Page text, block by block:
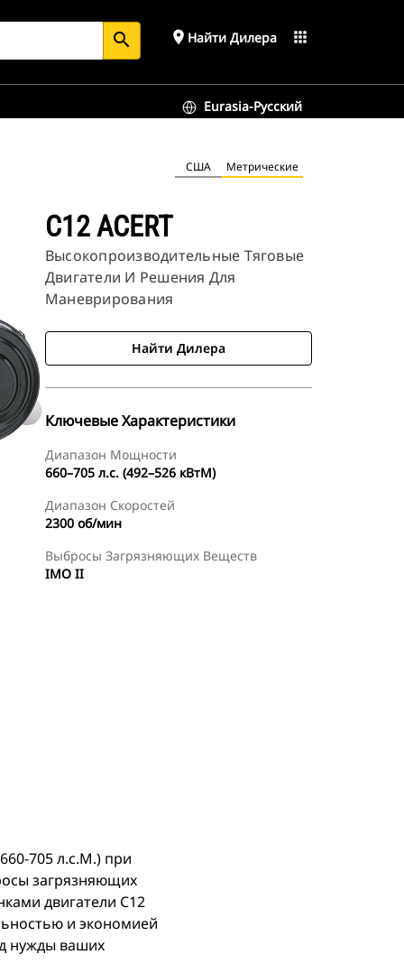
search place Найти Дилера apps
Eurasia-Русский
США Метрические
C12 ACERT
Высокопроизводительные Тяговые
Двигатели И Решения Для
Маневрирования
Найти Дилера
Ключевые Характеристики
Диапазон Мощности
660–705 л.с. (492–526 кВтМ)
Диапазон Скоростей
2300 об/мин
Выбросы Загрязняющих Веществ
IMO II
705 л.с.М.) при
загрязняющих
двигатели C12
и экономией
нужды ваших